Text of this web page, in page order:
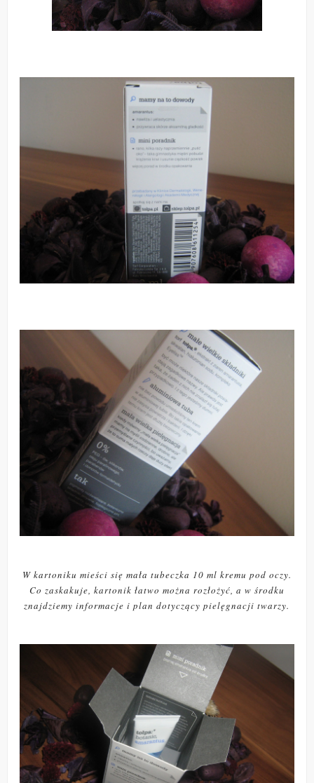
W kartoniku mieści się mała tubeczka 10 ml kremu pod oczy.
Co zaskakuje, kartonik łatwo można rozłożyć, a w środku
znajdziemy informacje i plan dotyczący pielęgnacji twarzy.